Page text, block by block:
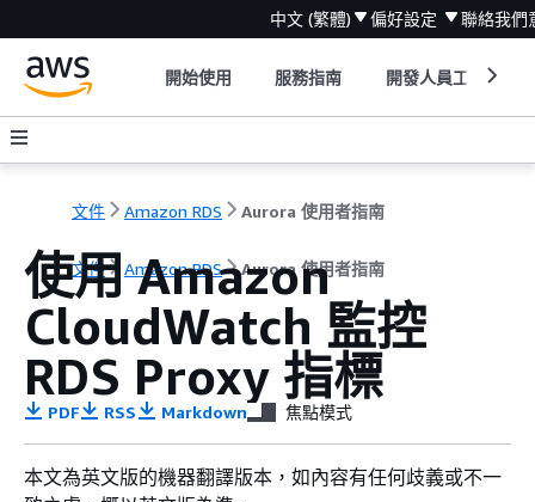
中文 (繁體) 偏好設定 聯絡我們
開始使用 服務指南 開發人員工具
文件 Amazon RDS Aurora 使用者指南
文件 Amazon RDS Aurora 使用者指南
使用 Amazon
CloudWatch 監控
RDS Proxy 指標
PDF RSS Markdown 焦點模式
本文為英文版的機器翻譯版本，如內容有任何歧義或不一